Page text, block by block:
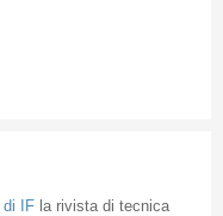
di IFla rivista di tecnica